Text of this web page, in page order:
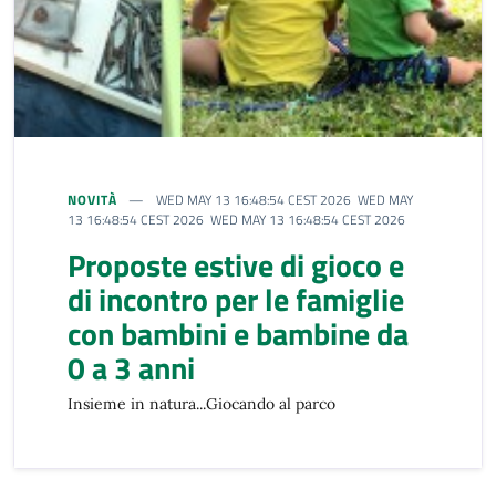
NOVITÀ
WED MAY 13 16:48:54 CEST 2026 WED MAY
13 16:48:54 CEST 2026 WED MAY 13 16:48:54 CEST 2026
Proposte estive di gioco e
di incontro per le famiglie
con bambini e bambine da
0 a 3 anni
Insieme in natura...Giocando al parco